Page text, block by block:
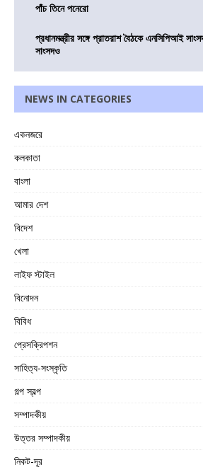
পাঁচ তিনে পনেরো
প্রধানমন্ত্রীর সঙ্গে প্রাতরাশ বৈঠকে এনসিপিআই
সাংসদও
NEWS IN CATEGORIES
একনজরে
কলকাতা
বাংলা
আমার দেশ
বিদেশ
খেলা
লাইফ স্টাইল
বিনোদন
বিবিধ
প্রেসক্রিপশন
সাহিত্য-সংস্কৃতি
গল্প স্বল্প
সম্পাদকীয়
উত্তর সম্পাদকীয়
নিকট-দূর